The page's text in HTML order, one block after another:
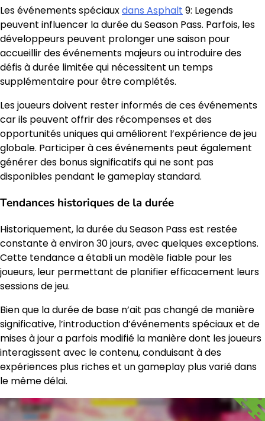
Les événements spéciauxdans Asphalt 9: Legends
peuvent influencer la durée du Season Pass. Parfois, les
développeurs peuvent prolonger une saison pour
accueillir des événements majeurs ou introduire des
défis à durée limitée qui nécessitent un temps
supplémentaire pour être complétés.
Les joueurs doivent rester informés de ces événements
car ils peuvent offrir des récompenses et des
opportunités uniques qui améliorent l’expérience de jeu
globale. Participer à ces événements peut également
générer des bonus significatifs qui ne sont pas
disponibles pendant le gameplay standard.
Tendances historiques de la durée
Historiquement, la durée du Season Pass est restée
constante à environ 30 jours, avec quelques exceptions.
Cette tendance a établi un modèle fiable pour les
joueurs, leur permettant de planifier efficacement leurs
sessions de jeu.
Bien que la durée de base n’ait pas changé de manière
significative, l’introduction d’événements spéciaux et de
mises à jour a parfois modifié la manière dont les joueurs
interagissent avec le contenu, conduisant à des
expériences plus riches et un gameplay plus varié dans
le même délai.